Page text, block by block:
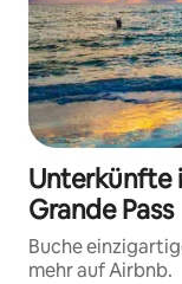
Unterkünfte
Grande Pass
Buche
mehr auf Airbnb.